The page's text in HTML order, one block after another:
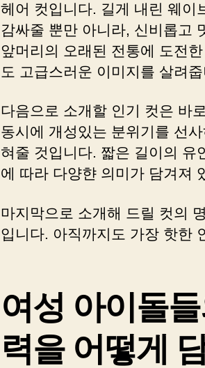
헤어 컷입니다. 길게 내린 웨이
감싸줄 뿐만 아니라, 신비롭고
앞머리의 오래된 전통에 도전
도 고급스러운 이미지를 살려
다음으로 소개할 인기 컷은 바
동시에 개성있는 분위기를 선
혀줄 것입니다. 짧은 길이의 유
에 따라 다양햔 의미가 담겨져
마지막으로 소개해 드릴 컷의
입니다. 아직까지도 가장 핫한
여성 아이돌
력을 어떻게